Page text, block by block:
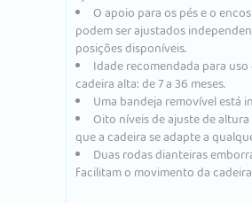
O apoio para os pés e o
podem ser ajustados
posições disponíveis.
Idade recomendada para
cadeira alta: de 7 a 36 meses.
Uma bandeja removível está
Oito níveis de ajuste de
que a cadeira se adapte a
Duas rodas dianteiras
facilitam o movimento da